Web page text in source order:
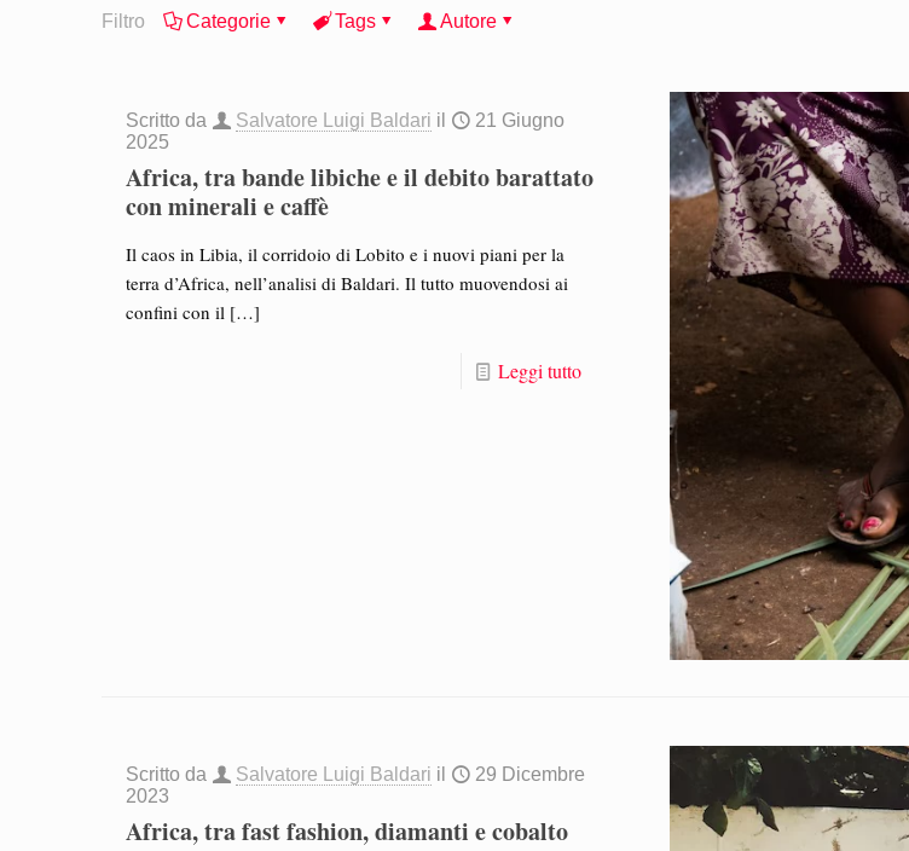
Filtro Categorie Tags Autore
Scritto da Salvatore Luigi Baldari il
21 Giugno
2025
Africa, tra bande libiche e il debito barattato
con minerali e caffè
Il caos in Libia, il corridoio di Lobito e i nuovi piani per la
terra d’Africa, nell’analisi di Baldari. Il tutto muovendosi ai
confini con il […]
Leggi tutto
Scritto da Salvatore Luigi Baldari il
29 Dicembre
2023
Africa, tra fast fashion, diamanti e cobalto